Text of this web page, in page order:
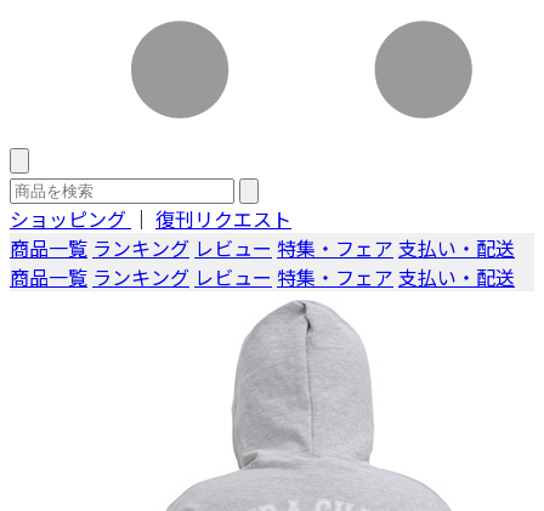
ショッピング ｜ 復刊リクエスト
商品一覧 ランキング レビュー 特集・フェア 支払い・配送
商品一覧 ランキング レビュー 特集・フェア 支払い・配送